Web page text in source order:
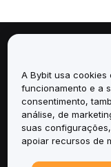
Serviços
Suporte
A Bybit usa cookies
funcionamento e a
consentimento,
análise, de
suas
apoiar recursos de